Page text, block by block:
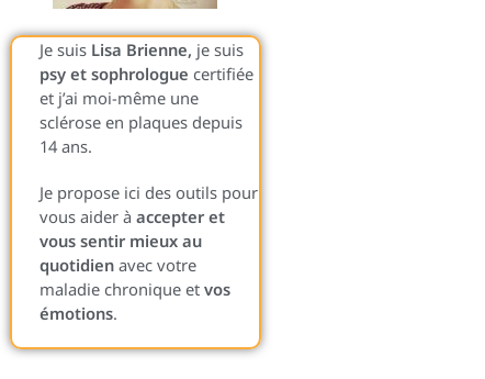
Je suis Lisa Brienne, je suis
psy et sophrologue certifiée
et j’ai moi-même une
sclérose en plaques depuis
14 ans.
Je propose ici des outils pour
vous aider à accepter et
vous sentir mieux au
quotidienavec votre
maladie chronique et vos
émotions.